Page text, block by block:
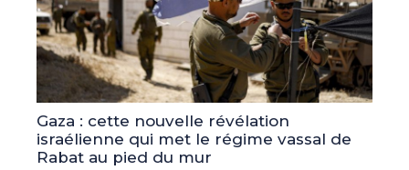
Gaza : cette nouvelle révélation
israélienne qui met le régime vassal de
Rabat au pied du mur